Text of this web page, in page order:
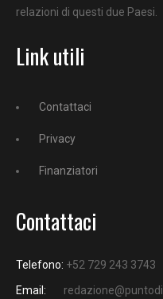
relazioni di questi due Paesi.
Link utili
Contattaci
Privacy
Finanziatori
Contattaci
Telefono: +52 729 243 3743
Email: